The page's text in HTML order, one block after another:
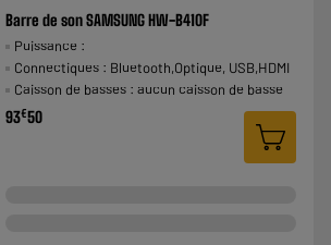
Barre de son SAMSUNG HW-B410F
Puissance :
Connectiques : Bluetooth,Optique, USB,HDMI
Caisson de basses : aucun caisson de basse
93€50